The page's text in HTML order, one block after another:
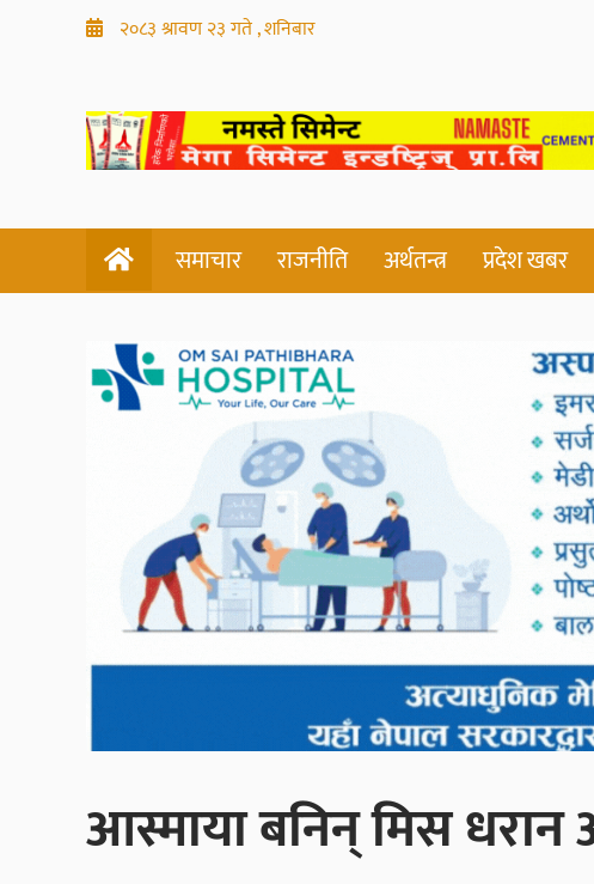
२०८३ श्रावण २३ गते , शनिबार
समाचार राजनीति अर्थतन्त्र प्रदेश खबर
आस्माया बनिन् मिस